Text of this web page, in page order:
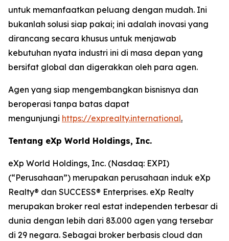
untuk memanfaatkan peluang dengan mudah. Ini
bukanlah solusi siap pakai; ini adalah inovasi yang
dirancang secara khusus untuk menjawab
kebutuhan nyata industri ini di masa depan yang
bersifat global dan digerakkan oleh para agen.
Agen yang siap mengembangkan bisnisnya dan
beroperasi tanpa batas dapat
mengunjungi https://exprealty.international.
Tentang eXp World Holdings, Inc.
eXp World Holdings, Inc. (Nasdaq: EXPI)
(“Perusahaan”) merupakan perusahaan induk eXp
Realty® dan SUCCESS® Enterprises. eXp Realty
merupakan broker real estat independen terbesar di
dunia dengan lebih dari 83.000 agen yang tersebar
di 29 negara. Sebagai broker berbasis cloud dan